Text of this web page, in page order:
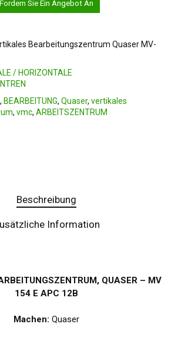
Fordern Sie Ein Angebot An
Bearbeitungszentrum Quaser MV-
/ HORIZONTALE
, BEARBEITUNG, Quaser, vertikales
, vmc, ARBEITSZENTRUM
Beschreibung
Information
QUASER – MV
154 E APC 12B
Machen: Quaser